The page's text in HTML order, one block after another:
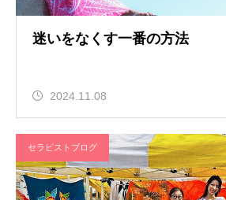
迷いをなくす一番の方法
2024.11.08
セラピストブログ